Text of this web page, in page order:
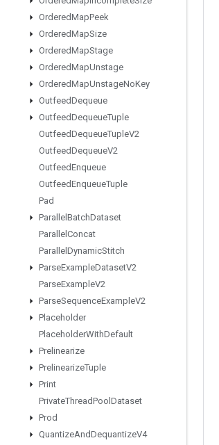
OrderedMapPeek
OrderedMapSize
OrderedMapStage
OrderedMapUnstage
OrderedMapUnstageNoKey
OutfeedDequeue
OutfeedDequeueTuple
OutfeedDequeueTupleV2
OutfeedDequeueV2
OutfeedEnqueue
OutfeedEnqueueTuple
Pad
Parallel BatchDataset
Parallel Concat
Parallel DynamicStitch
ParseExampleDatasetV2
ParseExampleV2
ParseSequenceExampleV2
Placeholder
PlaceholderWithDefault
Prelinearize
PrelinearizeTuple
Print
PrivateThreadPool Dataset
Prod
QuantizeAndDequantizeV4